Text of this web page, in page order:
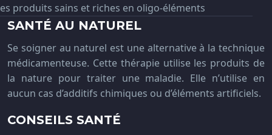
produits sains et riches en oligo-éléments
SANTÉ AU NATUREL
Se soigner au naturel est une alternative à la technique
médicamenteuse. Cette thérapie utilise les produits de
la nature pour traiter une maladie. Elle n’utilise en
aucun cas d’additifs chimiques ou d’éléments artificiels.
CONSEILS SANTÉ